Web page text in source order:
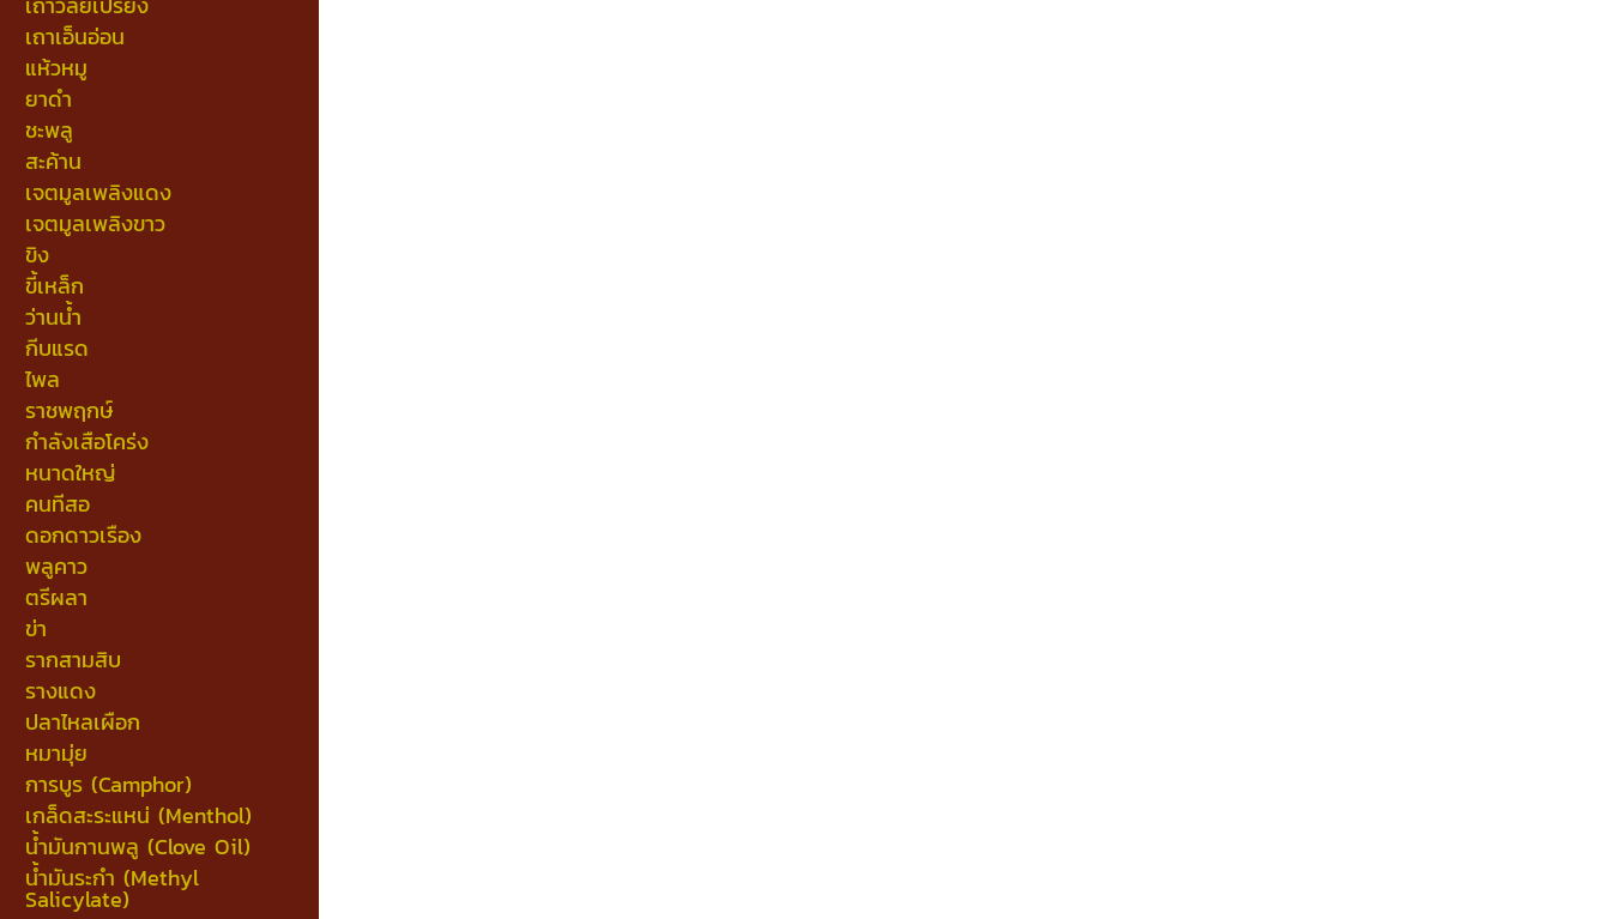
เถาเอ็นอ่อน
แห้วหมู
ยาดำ
ชะพลู
สะค้าน
เจตมูลเพลิงแดง
เจตมูลเพลิงขาว
ขิง
ขี้เหล็ก
ว่านน้ำ
กีบแรด
ไพล
ราชพฤกษ์
กำลังเสือโคร่ง
หนาดใหญ่
คนทีสอ
ดอกดาวเรือง
พลูคาว
ตรีผลา
ข่า
รากสามสิบ
รางแดง
ปลาไหลเผือก
หมามุ่ย
การบูร (Camphor)
เกล็ดสะระแหน่ (Menthol)
น้ำมันกานพลู (Clove Oil)
น้ำมันระกำ (Methyl
Salicylate)